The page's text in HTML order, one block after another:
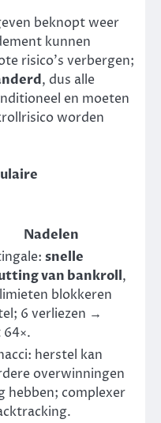
beknopt weer
kunnen
risico’s verbergen;
, dus alle
en moeten
worden
Nadelen
snelle
van bankroll,
blokkeren
6 verliezen →
64×.
herstel kan
overwinningen
hebben; complexer